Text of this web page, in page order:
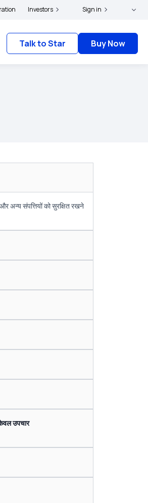
to file their grievances with IRDAI - Click here to
Investors Sign in
Talk to Star Buy Now
अन्य संपत्तियों को सुरक्षित रखने
उपचार